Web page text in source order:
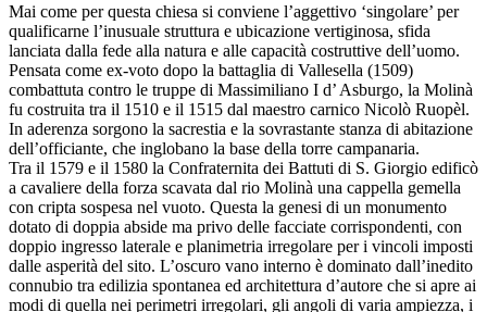
Mai come per questa chiesa si conviene l’aggettivo ‘singolare’ per
qualificarne l’inusuale struttura e ubicazione vertiginosa, sfida
lanciata dalla fede alla natura e alle capacità costruttive dell’uomo.
Pensata come ex-voto dopo la battaglia di Vallesella (1509)
combattuta contro le truppe di Massimiliano I d’ Asburgo, la Molinà
fu costruita tra il 1510 e il 1515 dal maestro carnico Nicolò Ruopèl.
In aderenza sorgono la sacrestia e la sovrastante stanza di abitazione
dell’officiante, che inglobano la base della torre campanaria.
Tra il 1579 e il 1580 la Confraternita dei Battuti di S. Giorgio edificò
a cavaliere della forza scavata dal rio Molinà una cappella gemella
con cripta sospesa nel vuoto. Questa la genesi di un monumento
dotato di doppia abside ma privo delle facciate corrispondenti, con
doppio ingresso laterale e planimetria irregolare per i vincoli imposti
dalle asperità del sito. L’oscuro vano interno è dominato dall’inedito
connubio tra edilizia spontanea ed architettura d’autore che si apre ai
modi di quella nei perimetri irregolari, gli angoli di varia ampiezza, i